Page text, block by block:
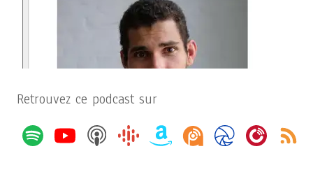
Retrouvez ce podcast sur